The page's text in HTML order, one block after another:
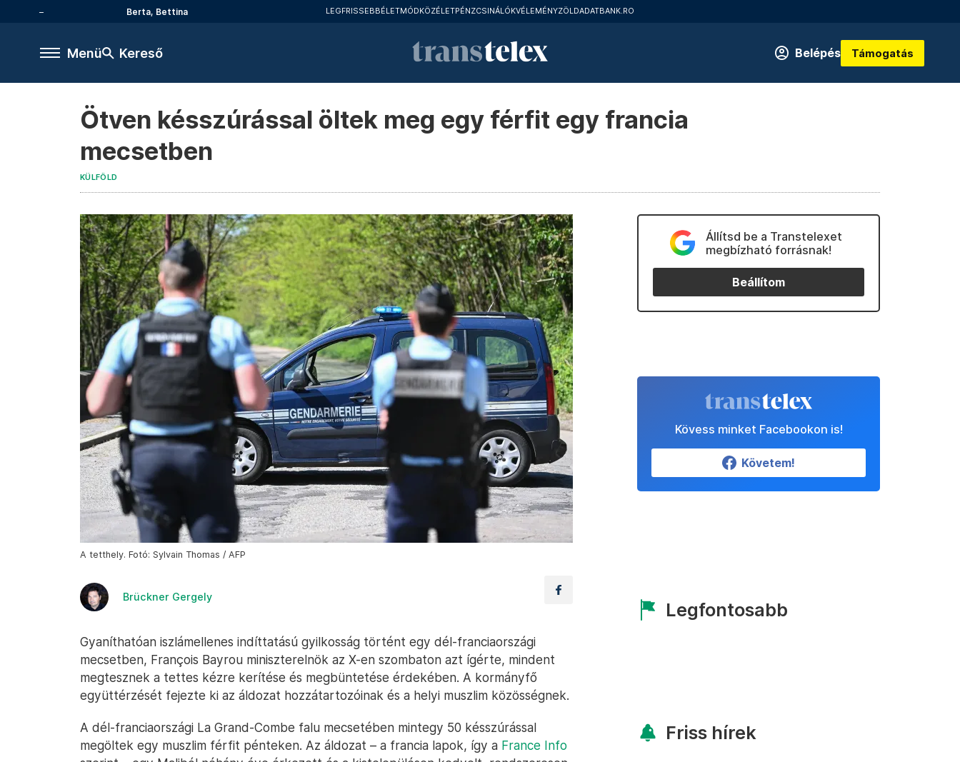
Berta, Bettina LEGFRISSEBBÉLETMÓDKÖZÉLETPÉNZCSINÁLÓKVÉLEMÉNYZÖLDADATBANK.RO
Menü Kereső Belépés Támogatás
Ötven késszúrással öltek meg egy férfit egy francia
mecsetben
KÜLFÖLD
A tetthely. Fotó: Sylvain Thomas / AFP
Brückner Gergely
Gyaníthatóan iszlámellenes indíttatású gyilkosság történt egy dél-franciaországi
mecsetben, François Bayrou miniszterelnök az X-en szombaton azt ígérte, mindent
megtesznek a tettes kézre kerítése és megbüntetése érdekében. A kormányfő
együttérzését fejezte ki az áldozat hozzátartozóinak és a helyi muszlim közösségnek.
A dél-franciaországi La Grand-Combe falu mecsetében mintegy 50 késszúrással
megöltek egy muszlim férfit pénteken. Az áldozat – a francia lapok, így a France Info
Állítsd be a Transtelexet
megbízható forrásnak!
Beállítom
Kövess minket Facebookon is!
Követem!
Legfontosabb
Friss hírek